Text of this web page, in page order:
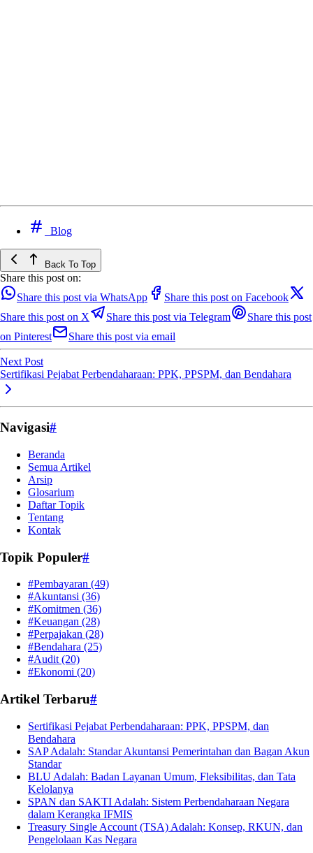
Blog
Back To Top
Share this post on:
Share this post via WhatsApp
Share this post on Facebook
Share this post on X
Share this post via Telegram
Share this post
on Pinterest
Share this post via email
Next Post
Sertifikasi Pejabat Perbendaharaan: PPK, PPSPM, dan Bendahara
Navigasi#
Beranda
Semua Artikel
Arsip
Glosarium
Daftar Topik
Tentang
Kontak
Topik Populer#
#Pembayaran (49)
#Akuntansi (36)
#Komitmen (36)
#Keuangan (28)
#Perpajakan (28)
#Bendahara (25)
#Audit(20)
#Ekonomi (20)
Artikel Terbaru#
Sertifikasi Pejabat Perbendaharaan: PPK, PPSPM, dan
Bendahara
SAP Adalah: Standar Akuntansi Pemerintahan dan Bagan Akun
Standar
BLU Adalah: Badan Layanan Umum, Fleksibilitas, dan Tata
Kelolanya
SPAN dan SAKTI Adalah: Sistem Perbendaharaan Negara
dalam Kerangka IFMIS
Treasury Single Account (TSA) Adalah: Konsep, RKUN, dan
Pengelolaan Kas Negara